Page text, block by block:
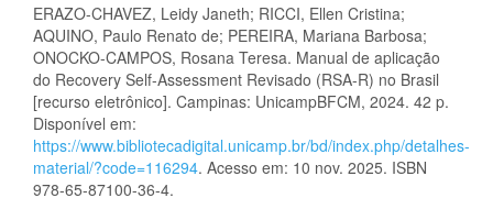
ERAZO-CHAVEZ, Leidy Janeth; RICCI, Ellen Cristina;
AQUINO, Paulo Renato de; PEREIRA, Mariana Barbosa;
ONOCKO-CAMPOS, Rosana Teresa. Manual de aplicação
do Recovery Self-Assessment Revisado (RSA-R) no Brasil
[recurso eletrônico]. Campinas: UnicampBFCM, 2024. 42 p.
Disponível em:
https://www.bibliotecadigital.unicamp.br/bd/index.php/detalhes-
material/?code=116294. Acesso em: 10 nov. 2025. ISBN
978-65-87100-36-4.